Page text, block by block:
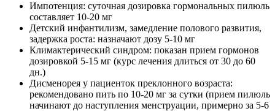
Импотенция: суточная дозировка гормональных пилюль
составляет 10-20 мг
Детский инфантилизм, замедление полового развития,
задержка роста: назначают дозу 5-10 мг
Климактерический синдром: показан прием гормонов
дозировкой 5-15 мг (курс лечения длиться от 30 до 60
дн.)
Дисменорея у пациенток преклонного возраста:
рекомендовано пить по 10-20 мг за сутки (прием пилюль
начинают до наступления менструации, примерно за 5-6